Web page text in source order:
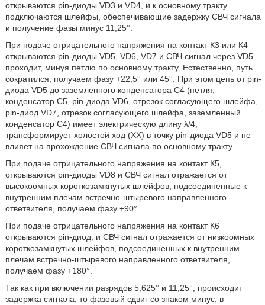
открываются pin-диоды VD3 и VD4, и к основному тракту
подключаются шлейфы, обеспечивающие задержку СВЧ сигнала
и получение фазы минус 11,25°.
При подаче отрицательного напряжения на контакт К3 или К4
открываются pin-диоды VD5, VD6, VD7 и СВЧ сигнал через VD5
проходит, минуя петлю по основному тракту. Естественно, путь
сократился, получаем фазу +22,5° или 45°. При этом цепь от pin-
диода VD5 до заземленного конденсатора С4 (петля,
конденсатор С5, pin-диода VD6, отрезок согласующего шлейфа,
pin-диод VD7, отрезок согласующего шлейфа, заземленный
конденсатор С4) имеет электрическую длину λ/4,
трансформирует холостой ход (XX) в точку pin-диода VD5 и не
влияет на прохождение СВЧ сигнала по основному тракту.
При подаче отрицательного напряжения на контакт К5,
открываются pin-диоды VD8 и СВЧ сигнал отражается от
высокоомных короткозамкнутых шлейфов, подсоединенные к
внутренним плечам встречно-штыревого направленного
ответвителя, получаем фазу +90°.
При подаче отрицательного напряжения на контакт К6
открываются pin-диод, и СВЧ сигнал отражается от низкоомных
короткозамкнутых шлейфов, подсоединенных к внутренним
плечам встречно-штыревого направленного ответвителя,
получаем фазу +180°.
Так как при включении разрядов 5,625° и 11,25°, происходит
задержка сигнала, то фазовый сдвиг со знаком минус, в